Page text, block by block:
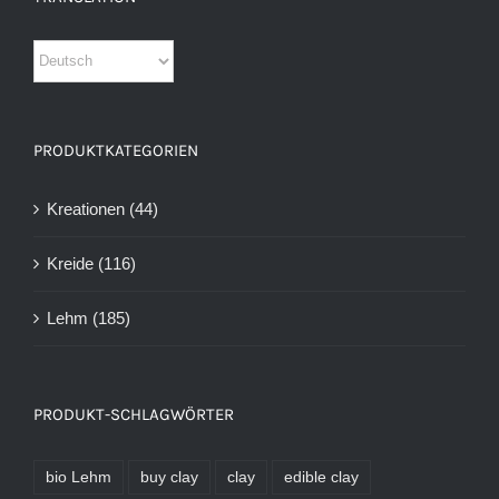
PRODUKTKATEGORIEN
Kreationen (44)
Kreide (116)
Lehm (185)
PRODUKT-SCHLAGWÖRTER
bio Lehm buy clay clay edible clay